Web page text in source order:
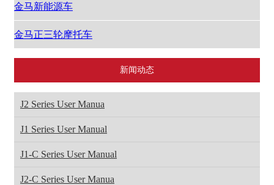
金马新能源车
金马正三轮摩托车
新闻动态
J2 Series User Manua
J1 Series User Manual
J1-C Series User Manual
J2-C Series User Manua